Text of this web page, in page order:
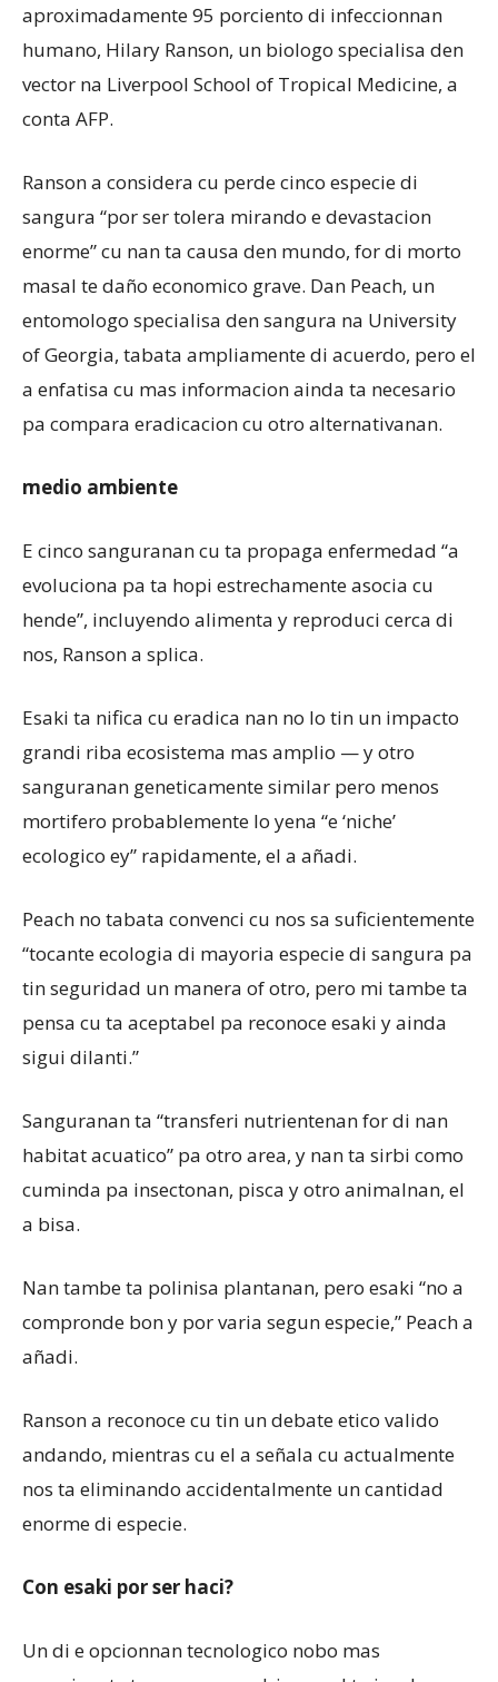
aproximadamente 95 porciento di infeccionnan
humano, Hilary Ranson, un biologo specialisa den
vector na Liverpool School of Tropical Medicine, a
conta AFP.
Ranson a considera cu perde cinco especie di
sangura “por ser tolera mirando e devastacion
enorme” cu nan ta causa den mundo, for di morto
masal te daño economico grave. Dan Peach, un
entomologo specialisa den sangura na University
of Georgia, tabata ampliamente di acuerdo, pero el
a enfatisa cu mas informacion ainda ta necesario
pa compara eradicacion cu otro alternativanan.
medio ambiente
E cinco sanguranan cu ta propaga enfermedad “a
evoluciona pa ta hopi estrechamente asocia cu
hende”, incluyendo alimenta y reproduci cerca di
nos, Ranson a splica.
Esaki ta nifica cu eradica nan no lo tin un impacto
grandi riba ecosistema mas amplio — y otro
sanguranan geneticamente similar pero menos
mortifero probablemente lo yena “e ‘niche’
ecologico ey” rapidamente, el a añadi.
Peach no tabata convenci cu nos sa suficientemente
“tocante ecologia di mayoria especie di sangura pa
tin seguridad un manera of otro, pero mi tambe ta
pensa cu ta aceptabel pa reconoce esaki y ainda
sigui dilanti.”
Sanguranan ta “transferi nutrientenan for di nan
habitat acuatico” pa otro area, y nan ta sirbi como
cuminda pa insectonan, pisca y otro animalnan, el
a bisa.
Nan tambe ta polinisa plantanan, pero esaki “no a
compronde bon y por varia segun especie,” Peach a
añadi.
Ranson a reconoce cu tin un debate etico valido
andando, mientras cu el a señala cu actualmente
nos ta eliminando accidentalmente un cantidad
enorme di especie.
Con esaki por ser haci?
Un di e opcionnan tecnologico nobo mas